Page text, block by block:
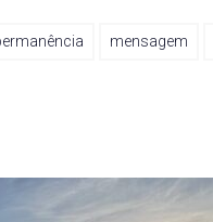
mensagem